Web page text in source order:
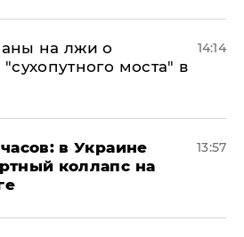
на лжи о
моста" в
14:14
в Украине
коллапс на
13:57